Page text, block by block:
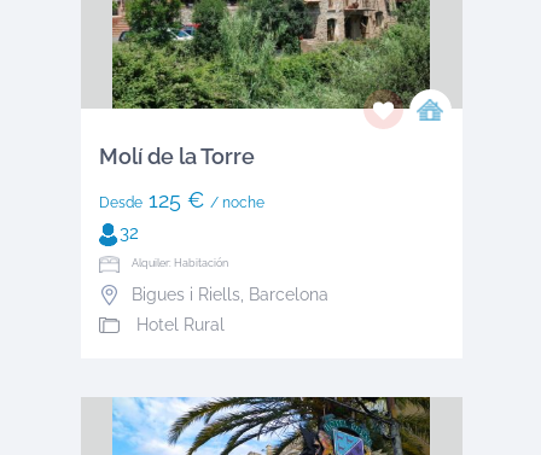
Molí de la Torre
Desde125 € / noche
32
Alquiler: Habitación
Bigues i Riells, Barcelona
Hotel Rural